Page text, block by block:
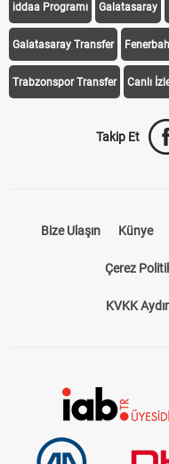
iddaa Programı Galatasaray
Galatasaray Transfer
Trabzonspor Transfer Canlı
Takip Et
Bize Ulaşın Künye
Çerez
KVKK